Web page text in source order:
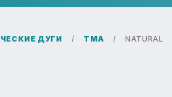
ДУГИ TMA NATURAL